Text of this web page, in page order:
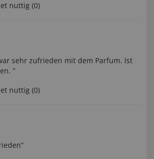
nuttig (0)
sehr zufrieden mit dem Parfum. Ist
”
nuttig (0)